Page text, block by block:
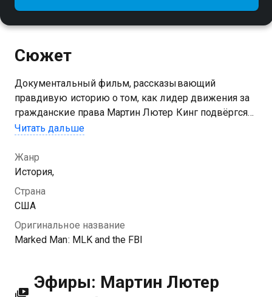
Сюжет
Документальный фильм, рассказывающий
правдивую историю о том, как лидер движения за
гражданские права Мартин Лютер Кинг подвёргся
кампании запугивания со стороны ФБР Дж. Эдгара
Читать дальше
Жанр
История,
Страна
США
Оригинальное название
Marked Man: MLK and the FBI
Эфиры: Мартин Лютер